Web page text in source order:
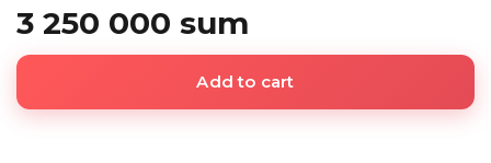
3 250 000 sum
Add to cart